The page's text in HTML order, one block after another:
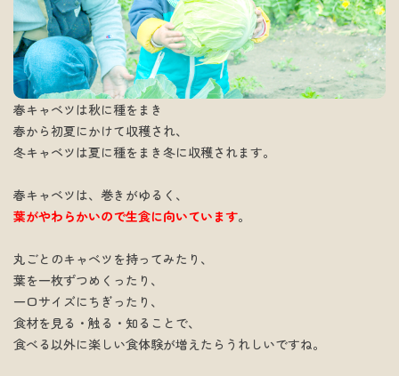
春キャベツは秋に種をまき
春から初夏にかけて収穫され、
冬キャベツは夏に種をまき冬に収穫されます。
春キャベツは、巻きがゆるく、
葉がやわらかいので生食に向いています。
丸ごとのキャベツを持ってみたり、
葉を一枚ずつめくったり、
一口サイズにちぎったり、
食材を見る・触る・知ることで、
食べる以外に楽しい食体験が増えたらうれしいですね。